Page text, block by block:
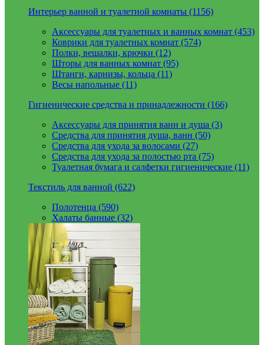
Интерьер ванной и туалетной комнаты (1156)
Аксессуары для туалетных и ванных комнат (453)
Коврики для туалетных комнат (574)
Полки, вешалки, крючки (12)
Шторы для ванных комнат (95)
Штанги, карнизы, кольца (11)
Весы напольные (11)
Гигиенические средства и принадлежности (166)
Аксессуары для принятия ванн и душа (3)
Средства для принятия душа, ванн (50)
Средства для ухода за волосами (27)
Средства для ухода за полостью рта (75)
Туалетная бумага и салфетки гигиенические (11)
Текстиль для ванной (622)
Полотенца (590)
Халаты банные (32)